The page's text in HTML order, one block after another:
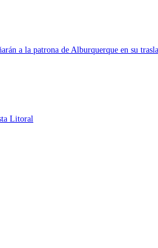
a la patrona de Alburquerque en su
Litoral